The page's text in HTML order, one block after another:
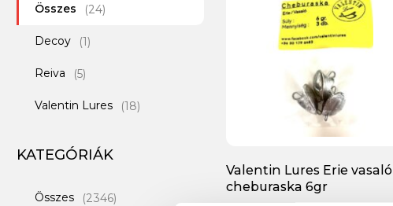
Összes (24)
Decoy (1)
Reiva (5)
Valentin Lures (18)
KATEGÓRIÁK
Összes (2346)
Valentin Lures Erie vasaló
cheburaska 6gr